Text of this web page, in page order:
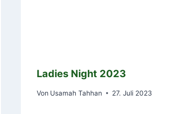
Ladies Night 2023
Von Usamah Tahhan 27. Juli 2023